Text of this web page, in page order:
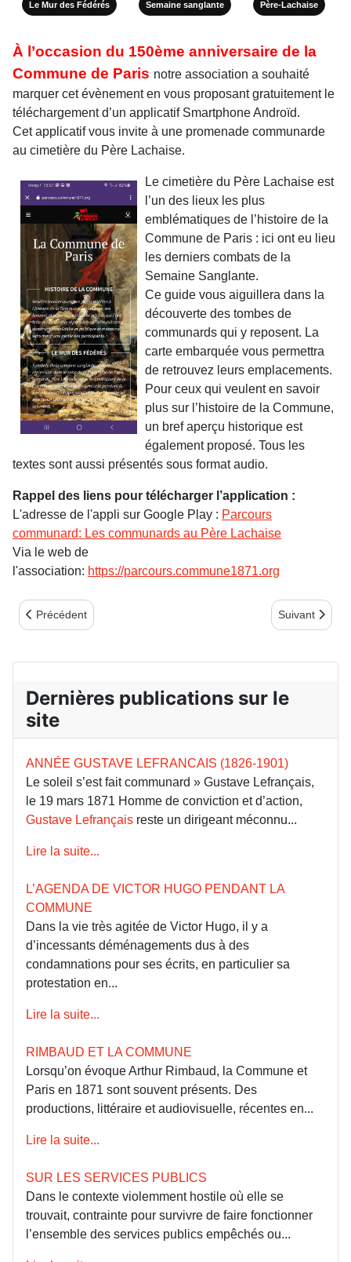
Le Mur des Fédérés Semaine sanglante Père-Lachaise
À l’occasion du 150ème anniversaire de la
Commune de Paris notre association a souhaité
marquer cet évènement en vous proposant gratuitement le
téléchargement d’un applicatif Smartphone Androïd.
Cet applicatif vous invite à une promenade communarde
au cimetière du Père Lachaise.
Le cimetière du Père Lachaise est
l’un des lieux les plus
emblématiques de l’histoire de la
Commune de Paris : ici ont eu lieu
les derniers combats de la
Semaine Sanglante.
Ce guide vous aiguillera dans la
découverte des tombes de
communards qui y reposent. La
carte embarquée vous permettra
de retrouvez leurs emplacements.
Pour ceux qui veulent en savoir
plus sur l’histoire de la Commune,
un bref aperçu historique est
également proposé. Tous les
textes sont aussi présentés sous format audio.
Rappel des liens pour télécharger l’application :
L'adresse de l'appli sur Google Play : Parcours
communard: Les communards au Père Lachaise
Via le web de
l'association: https://parcours.commune1871.org
Article précédent : Ils ne changeront donc jamais !!
Précédent Article
Suivant
Dernières publications sur le
site
ANNÉE GUSTAVE LEFRANCAIS (1826-1901)
Le soleil s’est fait communard » Gustave Lefrançais,
le 19 mars 1871 Homme de conviction et d’action,
Gustave Lefrançais reste un dirigeant méconnu...
Lire la suite...
L’AGENDA DE VICTOR HUGO PENDANT LA
COMMUNE
Dans la vie très agitée de Victor Hugo, il y a
d’incessants déménagements dus à des
condamnations pour ses écrits, en particulier sa
protestation en...
Lire la suite...
RIMBAUD ET LA COMMUNE
Lorsqu’on évoque Arthur Rimbaud, la Commune et
Paris en 1871 sont souvent présents. Des
productions, littéraire et audiovisuelle, récentes en...
Lire la suite...
SUR LES SERVICES PUBLICS
Dans le contexte violemment hostile où elle se
trouvait, contrainte pour survivre de faire fonctionner
l’ensemble des services publics empêchés ou...